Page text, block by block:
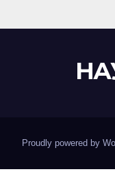
Proudly powered by